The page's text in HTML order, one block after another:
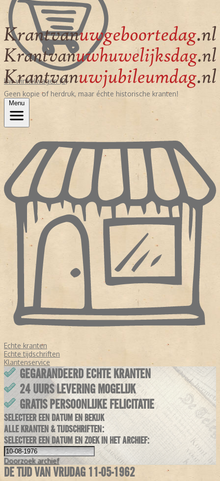
Uw winkelwagen (0)
Geen kopie of herdruk, maar échte historische kranten!
Menu
Echte kranten
Echte tijdschriften
Klantenservice
GEGARANDEERD ECHTE KRANTEN
24 UURS LEVERING MOGELIJK
GRATIS PERSOONLIJKE FELICITATIE
SELECTEER EEN DATUM EN BEKIJK
ALLE KRANTEN & TIJDSCHRIFTEN:
SELECTEER EEN DATUM EN ZOEK IN HET ARCHIEF:
Doorzoek archief
DE TIJD VAN VRIJDAG 11-05-1962